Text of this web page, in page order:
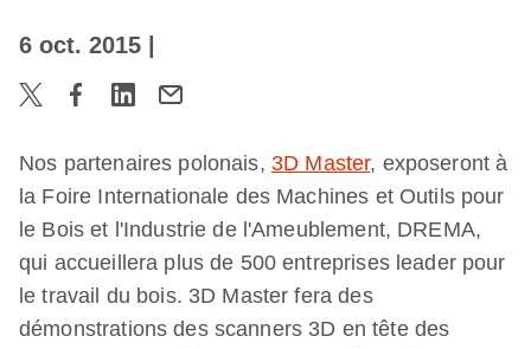
6 oct. 2015
Nos partenaires polonais, 3D Master, exposeront à
la Foire Internationale des Machines et Outils pour
le Bois et l'Industrie de l'Ameublement, DREMA,
qui accueillera plus de 500 entreprises leader pour
le travail du bois. 3D Master fera des
démonstrations des scanners 3D en tête des